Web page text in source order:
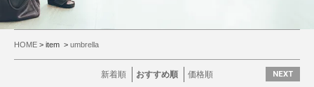
HOME > item > umbrella
新着順 おすすめ順 価格順 NEXT